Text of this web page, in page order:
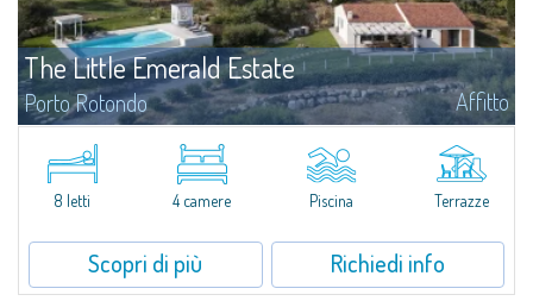
The Little Emerald Estate
Porto Rotondo Affitto
Porto RotondoNel cuore delle colline di Cugnana, a pochi minuti da Porto
Rotondo e dalle più belle spiagge della Costa Smeralda, proponiamo in...
8 letti
4 camere Piscina Terrazze
Scopri di più Richiedi info